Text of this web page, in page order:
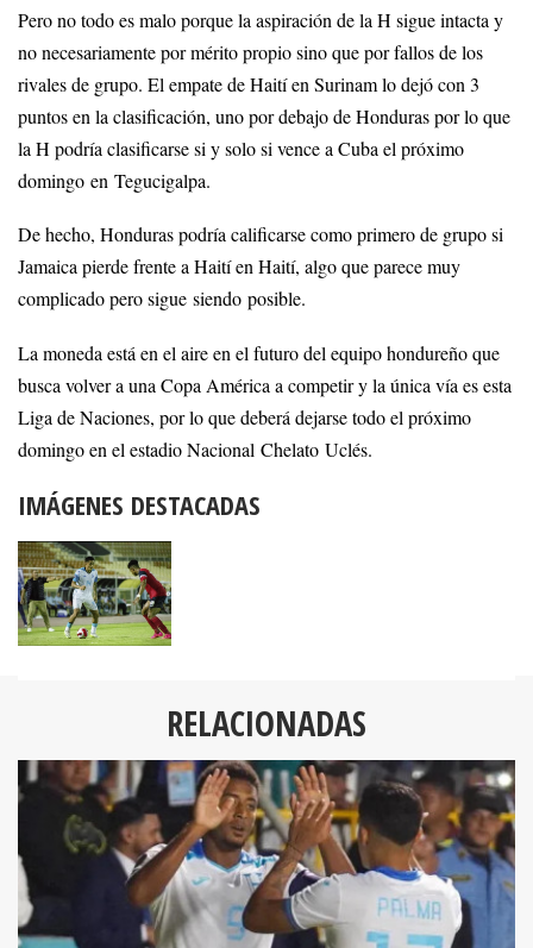
Pero no todo es malo porque la aspiración de la H sigue intacta y
no necesariamente por mérito propio sino que por fallos de los
rivales de grupo. El empate de Haití en Surinam lo dejó con 3
puntos en la clasificación, uno por debajo de Honduras por lo que
la H podría clasificarse si y solo si vence a Cuba el próximo
domingo en Tegucigalpa.
De hecho, Honduras podría calificarse como primero de grupo si
Jamaica pierde frente a Haití en Haití, algo que parece muy
complicado pero sigue siendo posible.
La moneda está en el aire en el futuro del equipo hondureño que
busca volver a una Copa América a competir y la única vía es esta
Liga de Naciones, por lo que deberá dejarse todo el próximo
domingo en el estadio Nacional Chelato Uclés.
IMÁGENES DESTACADAS
RELACIONADAS